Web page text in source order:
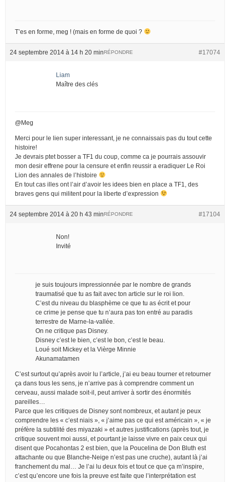
T’es en forme, meg ! (mais en forme de quoi ?
24 septembre 2014 à 14 h 20 min #17074
RÉPONDRE
Liam
Maître des clés
@Meg
Merci pour le lien super interessant, je ne connaissais pas du tout cette
histoire!
Je devrais ptet bosser a TF1 du coup, comme ca je pourrais assouvir
mon desir effrene pour la censure et enfin reussir a eradiquer Le Roi
Lion des annales de l’histoire
En tout cas illes ont l’air d’avoir les idees bien en place a TF1, des
braves gens qui militent pour la liberte d’expression
24 septembre 2014 à 20 h 43 min #17104
RÉPONDRE
Non!
Invité
je suis toujours impressionnée par le nombre de grands
traumatisé que tu as fait avec ton article sur le roi lion.
C’est du niveau du blasphème ce que tu as écrit et pour
ce crime je pense que tu n’aura pas ton entré au paradis
terrestre de Marne-la-vallée.
On ne critique pas Disney.
Disney c’est le bien, c’est le bon, c’est le beau.
Loué soit Mickey et la Vièrge Minnie
Akunamatamen
C’est surtout qu’après avoir lu l’article, j’ai eu beau tourner et retourner
ça dans tous les sens, je n’arrive pas à comprendre comment un
cerveau, aussi malade soit-il, peut arriver à sortir des énormités
pareilles…
Parce que les critiques de Disney sont nombreux, et autant je peux
comprendre les « c’est niais », « j’aime pas ce qui est américain », « je
préfère la subtilité des miyazaki » et autres justifications (après tout, je
critique souvent moi aussi, et pourtant je laisse vivre en paix ceux qui
disent que Pocahontas 2 est bien, que la Poucelina de Don Bluth est
attachante ou que Blanche-Neige n’est pas une cruche), autant là j’ai
franchement du mal… Je l’ai lu deux fois et tout ce que ça m’inspire,
c’est qu’encore une fois la preuve est faite que l’interprétation est